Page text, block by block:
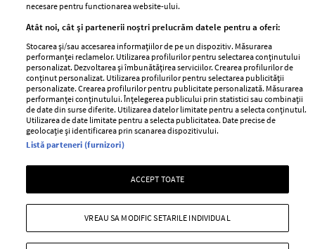
GSP
Unica
Baby
Retete
femei
Viva
Avantaje
Retete practice
Pariază responsabil! Decizia ONJN nr. 821/25.09.2025.
Jocurile de noroc sunt interzise minorilor.
Copyright © 2026 Ringier Romania SRL
necesare pentru functionarea website-ului.
Atât noi, cât și partenerii noștri prelucrăm datele pentru a oferi:
Stocarea și/sau accesarea informațiilor de pe un dispozitiv. Măsurarea
performanței reclamelor. Utilizarea profilurilor pentru selectarea conținutului
personalizat. Dezvoltarea și îmbunătățirea serviciilor. Crearea profilurilor de
conținut personalizat. Utilizarea profilurilor pentru selectarea publicității
personalizate. Crearea profilurilor pentru publicitate personalizată. Măsurarea
performanței conținutului. Înțelegerea publicului prin statistici sau combinații
de date din surse diferite. Utilizarea datelor limitate pentru a selecta conținutul.
Utilizarea de date limitate pentru a selecta publicitatea. Date precise de
geolocație și identificarea prin scanarea dispozitivului.
Listă parteneri (furnizori)
ACCEPT TOATE
VREAU SA MODIFIC SETARILE INDIVIDUAL